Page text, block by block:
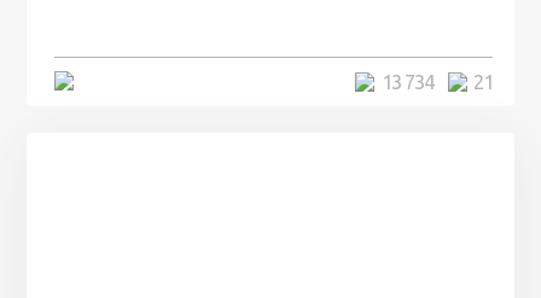
21
13 734